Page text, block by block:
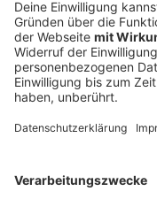
©Radio NRW
Anzeige
Direkt aus dem